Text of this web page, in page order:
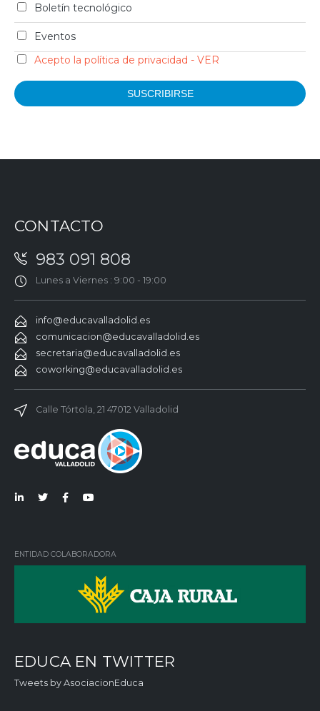
Boletín tecnológico
Eventos
Acepto la política de privacidad - VER
CONTACTO
983 091 808
Lunes a Viernes : 9:00 - 19:00
info@educavalladolid.es
comunicacion@educavalladolid.es
secretaria@educavalladolid.es
coworking@educavalladolid.es
Calle Tórtola, 21 47012 Valladolid
ENTIDAD COLABORADORA
EDUCA EN TWITTER
Tweets by AsociacionEduca